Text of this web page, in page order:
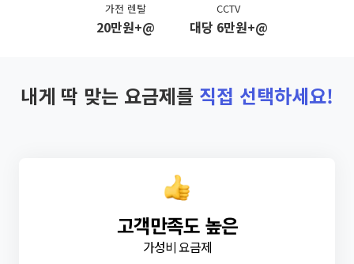
가전 렌탈
20만원+@
CCTV
대당 6만원+@
내게 딱 맞는 요금제를 직접 선택하세요!
고객만족도 높은
가성비 요금제